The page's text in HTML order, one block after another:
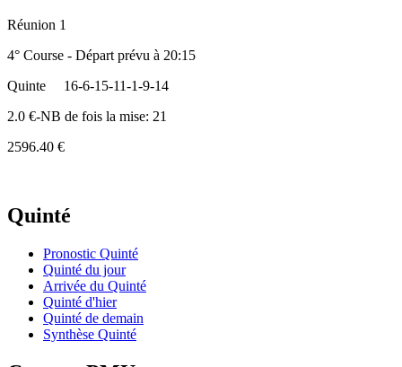
Réunion 1
4° Course - Départ prévu à 20:15
Quinte
16-6-15-11-1-9-14
2.0 €-NB de fois la mise: 21
2596.40 €
Quinté
Pronostic Quinté
Quinté du jour
Arrivée du Quinté
Quinté d'hier
Quinté de demain
Synthèse Quinté